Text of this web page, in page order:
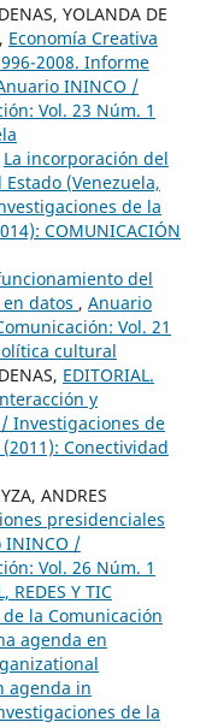
YOLANDA DE
Economía Creativa
2008. Informe
ININCO /
Vol. 23 Núm. 1
La incorporación del
(Venezuela,
de la
COMUNICACIÓN
del
datos , Anuario
Vol. 21
cultural
EDITORIAL.
y
Investigaciones de
Conectividad
ANDRES
presidenciales
ININCO /
Vol. 26 Núm. 1
REDES Y TIC
de la Comunicación
agenda en
agenda in
de la